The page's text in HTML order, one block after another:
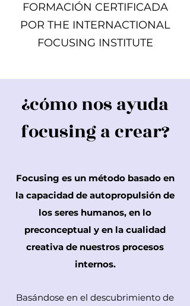
FORMACIÓN CERTIFICADA
POR THE INTERNACTIONAL
FOCUSING INSTITUTE
¿cómo nos ayuda
focusing a crear?
Focusing es un método basado en
la capacidad de autopropulsión de
los seres humanos, en lo
preconceptual y en la cualidad
creativa de nuestros procesos
internos.
Basándose en el descubrimiento de